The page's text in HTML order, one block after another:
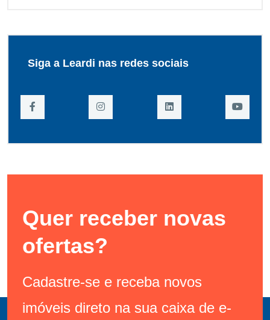
Siga a Leardi nas redes sociais
Quer receber novas
ofertas?
Cadastre-se e receba novos
imóveis direto na sua caixa de e-